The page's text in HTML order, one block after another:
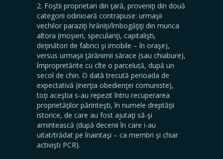
2. Foştii proprietari din ţară, proveniţi din două
categorii odinioară contrapuse: urmaşii
vechilor paraziţi hrăniţi/îmbogăţiţi din munca
altora (moşieri, speculanţi, capitalişti,
deţinători de fabrici şi imobile – în oraşe),
versus urmaşii ţărănimii sărace (sau chiabure),
împropretărite cu cîte o parceluță, după un
secol de chin. O dată trecută perioada de
expectativă (inerţia obedienţei comuniste),
toţi aceştia s-au repezit întru recuperarea
proprietăţilor părinteşti, în numele dreptăţii
istorice, de care au fost ajutaţi să-şi
amintească (după decenii în care i-au
uitat/trădat pe înaintaşi – ca membri şi chiar
activişti PCR).